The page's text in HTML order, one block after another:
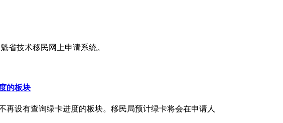
省技术移民网上申请系统。
的板块
再设有查询绿卡进度的板块。移民局预计绿卡将会在申请人